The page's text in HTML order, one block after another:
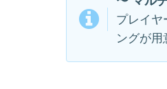
プレイヤ
ングが用